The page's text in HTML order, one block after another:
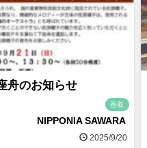
舟のお知らせ
香取
NIPPONIA SAWARA
2025/9/20